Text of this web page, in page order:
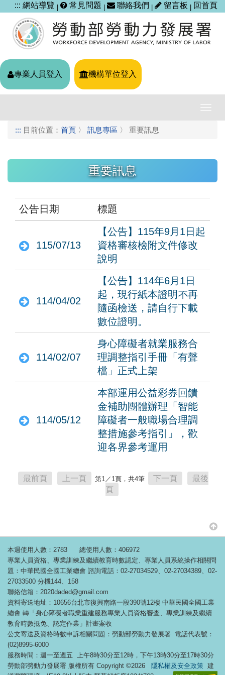
跳
到
主
要
內
容
區
塊
::: 網站導覽 常見問題 聯絡我們 留言板 回首頁
專業人員登入 機構單位登入
::: 目前位置： 首頁 〉 訊息專區 〉 重要訊息
重要訊息
公告日期 標題
115/07/13
【公告】115年9月1日起
資格審核檢附文件修改
說明
114/04/02
【公告】114年6月1日
起，現行紙本證明不再
隨函檢送，請自行下載
數位證明。
114/02/07
身心障礙者就業服務合
理調整指引手冊「有聲
檔」正式上架
114/05/12
本部運用公益彩券回饋
金補助團體辦理「智能
障礙者一般職場合理調
整措施參考指引」，歡
迎各界參考運用
最前頁 上一頁 第1 ／1頁，共4筆 下一頁
最後
頁
本週使用人數：2783
總使用人數：406972
專業人員資格、專業訓練及繼續教育時數認定、專業人員系統操作相關問
題：中華民國全國工業總會 諮詢電話：02-27034529、02-27034389、02-
27033500 分機144、158
聯絡信箱：2020daded@gmail.com
資料寄送地址：10656台北市復興南路一段390號12樓 中華民國全國工業
總會 轉「身心障礙者職業重建服務專業人員資格審查、專業訓練及繼續
教育時數抵免、認定作業」計畫案收
公文寄送及資格時數申訴相關問題：勞動部勞動力發展署 電話代表號：
(02)8995-6000
服務時間：週一至週五 上午8時30分至12時，下午13時30分至17時30分
勞動部勞動力發展署 版權所有 Copyright ©2026 隱私權及安全政策 建